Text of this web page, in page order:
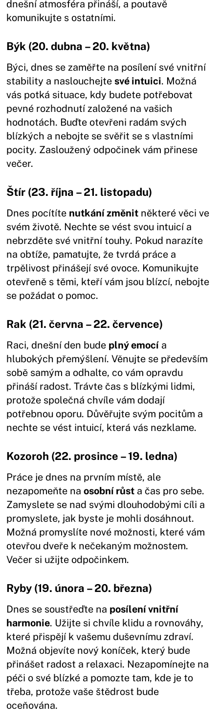
dnešní atmosféra přináší, a poutavě
komunikujte s ostatními.
Býk (20. dubna – 20. května)
Býci, dnes se zaměřte na posílení své vnitřní
stability a naslouchejtesvé intuici. Možná
vás potká situace, kdy budete potřebovat
pevné rozhodnutí založené na vašich
hodnotách. Buďte otevřeni radám svých
blízkých a nebojte se svěřit se s vlastními
pocity. Zasloužený odpočinek vám přinese
večer.
Štír (23. října – 21. listopadu)
Dnes pocítíte nutkání změnit některé věci ve
svém životě. Nechte se vést svou intuicí a
nebrzděte své vnitřní touhy. Pokud narazíte
na obtíže, pamatujte, že tvrdá práce a
trpělivost přinášejí své ovoce. Komunikujte
otevřeně s těmi, kteří vám jsou blízcí, nebojte
se požádat o pomoc.
Rak (21. června – 22. července)
Raci, dnešní den bude plný emocí a
hlubokých přemýšlení. Věnujte se především
sobě samým a odhalte, co vám opravdu
přináší radost. Trávte čas s blízkými lidmi,
protože společná chvíle vám dodají
potřebnou oporu. Důvěřujte svým pocitům a
nechte se vést intuicí, která vás nezklame.
Kozoroh (22. prosince – 19. ledna)
Práce je dnes na prvním místě, ale
nezapomeňte naosobní růst a čas pro sebe.
Zamyslete se nad svými dlouhodobými cíli a
promyslete, jak byste je mohli dosáhnout.
Možná promyslíte nové možnosti, které vám
otevřou dveře k nečekaným možnostem.
Večer si užijte odpočinkem.
Ryby (19. února – 20. března)
Dnes se soustřeďte na posílení vnitřní
harmonie. Užijte si chvíle klidu a rovnováhy,
které přispějí k vašemu duševnímu zdraví.
Možná objevíte nový koníček, který bude
přinášet radost a relaxaci. Nezapomínejte na
péči o své blízké a pomozte tam, kde je to
třeba, protože vaše štědrost bude
oceňována.